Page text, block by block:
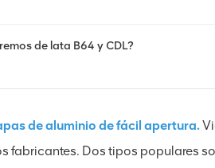
de lata B64 y CDL?
de aluminio de fácil apertura.
fabricantes. Dos tipos populares